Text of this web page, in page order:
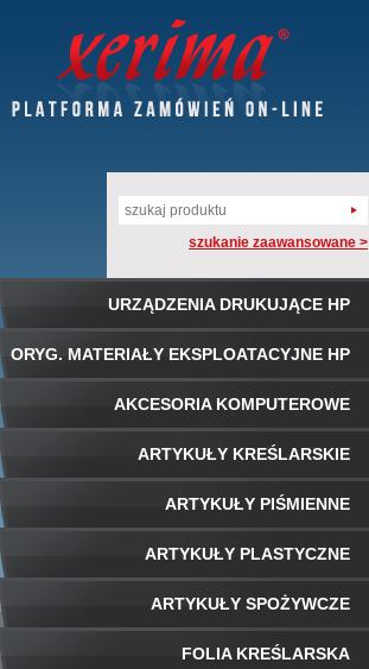
szukanie zaawansowane >
URZĄDZENIA DRUKUJĄCE HP
ORYG. MATERIAŁY EKSPLOATACYJNE HP
AKCESORIA KOMPUTEROWE
ARTYKUŁY KREŚLARSKIE
ARTYKUŁY PIŚMIENNE
ARTYKUŁY PLASTYCZNE
ARTYKUŁY SPOŻYWCZE
FOLIA KREŚLARSKA